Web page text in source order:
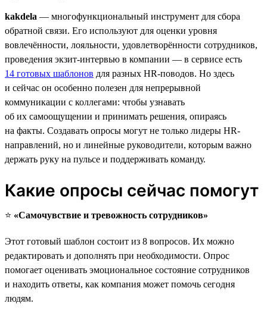
kakdela — многофункциональный инструмент для сбора
обратной связи. Его используют для оценки уровня
вовлечённости, лояльности, удовлетворённости сотрудников,
проведения экзит-интервью в компании — в сервисе есть
14 готовых шаблонов для разных HR-поводов. Но здесь
и сейчас он особенно полезен для непрерывной
коммуникации с коллегами: чтобы узнавать
об их самоощущении и принимать решения, опираясь
на факты. Создавать опросы могут не только лидеры HR-
направлений, но и линейные руководители, которым важно
держать руку на пульсе и поддерживать команду.
Какие опросы сейчас помогут
⭐️ «Самочувствие и тревожность сотрудников»
Этот готовый шаблон состоит из 8 вопросов. Их можно
редактировать и дополнять при необходимости. Опрос
помогает оценивать эмоциональное состояние сотрудников
и находить ответы, как компания может помочь сегодня
людям.